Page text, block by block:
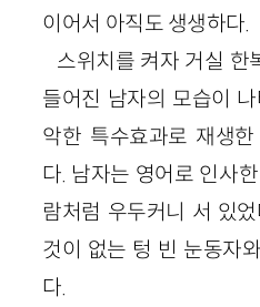
이어서 아직도 생생하다.
스위치를 켜자 거실 한
들어진 남자의 모습이
악한 특수효과로 재생
다. 남자는 영어로 인사
람처럼 우두커니 서 있
것이 없는 텅 빈 눈동자
다.